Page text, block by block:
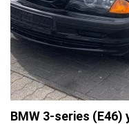
BMW 3-series